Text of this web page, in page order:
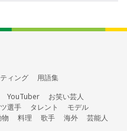
ィング
用語集
YouTuber
お笑い芸人
選手 タレント
モデル
料理 歌手 海外
芸能人